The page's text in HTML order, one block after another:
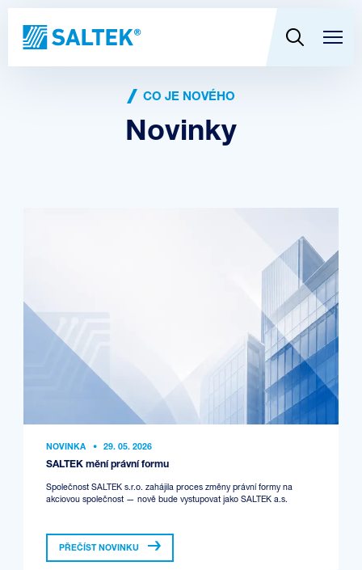
CO JE NOVÉHO
Novinky
NOVINKA • 29. 05. 2026
SALTEK mění právní formu
Společnost SALTEK s.r.o. zahájila proces změny právní formy na
akciovou společnost — nově bude vystupovat jako SALTEK a.s.
PŘEČÍST NOVINKU